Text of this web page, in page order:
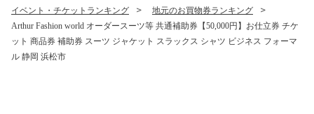
イベント・チケットランキング
地元のお買物券ランキング
Arthur Fashion world オーダースーツ等 共通補助券【50,000円】お仕立券 チケ
ット 商品券 補助券 スーツ ジャケット スラックス シャツ ビジネス フォーマ
ル 静岡 浜松市